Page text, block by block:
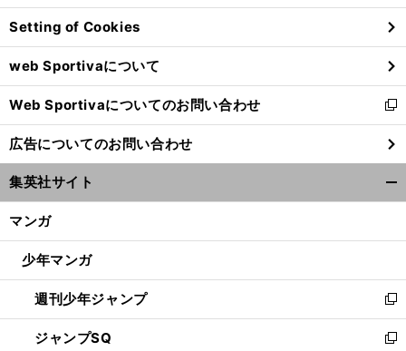
ン
ド
ウ
で
開
く
Setting of Cookies
web Sportivaについて
Web Sportivaについてのお問い合わせ
新
し
い
ウ
ィ
ン
ウ
開
く
広告についてのお問い合わせ
集英社サイト
マンガ
少年マンガ
週刊少年ジャンプ
新
し
い
ジャンプSQ
新